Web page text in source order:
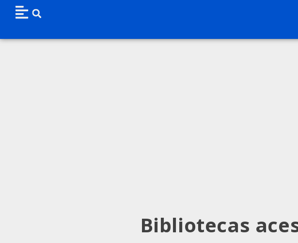
Bibliotecas